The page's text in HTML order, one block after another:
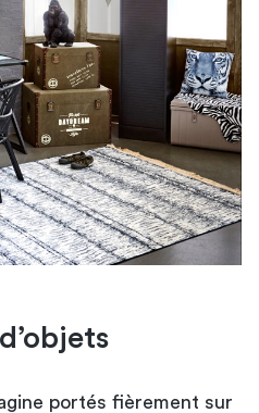
portés fièrement sur